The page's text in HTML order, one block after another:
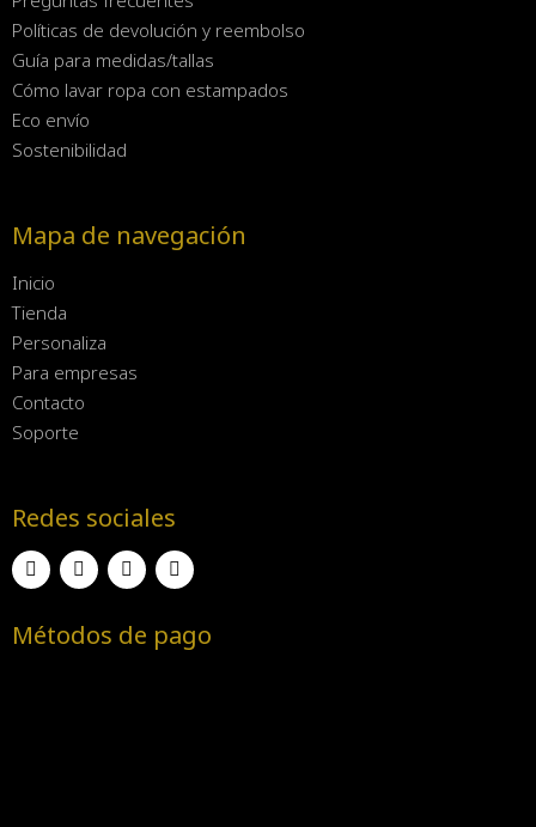
Políticas de devolución y reembolso
Guía para medidas/tallas
Cómo lavar ropa con estampados
Eco envío
Sostenibilidad
Mapa de navegación
Inicio
Tienda
Personaliza
Para empresas
Contacto
Soporte
Redes sociales
Métodos de pago